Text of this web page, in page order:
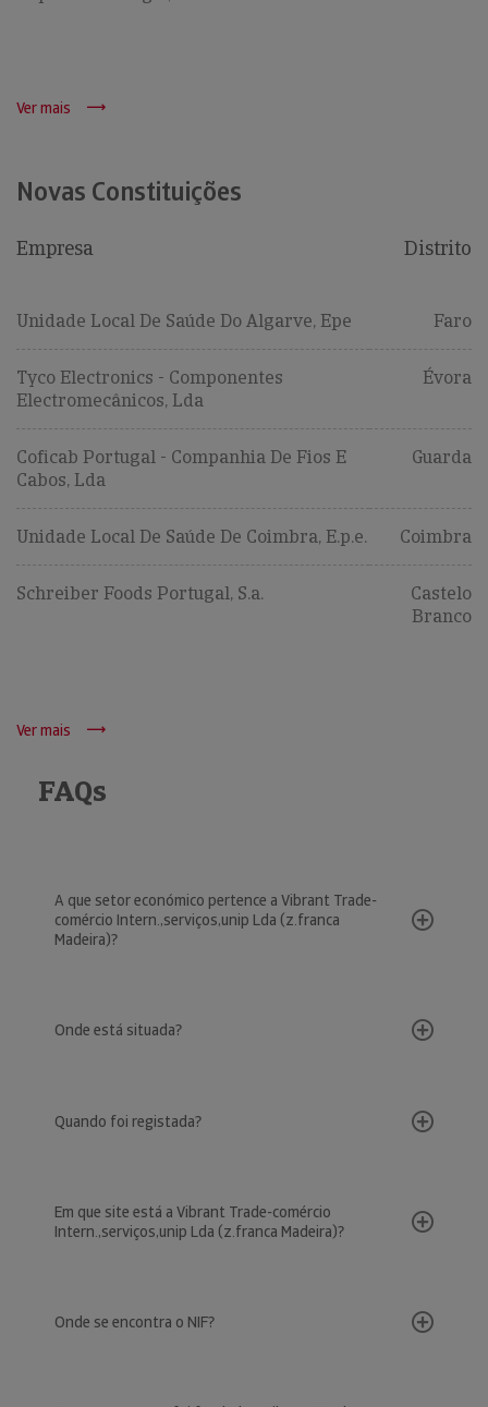
Ver mais
Novas Constituições
Empresa Distrito
Unidade Local De Saúde Do Algarve, Epe Faro
Tyco Electronics - Componentes
Electromecânicos, Lda
Évora
Coficab Portugal - Companhia De Fios E
Cabos, Lda
Guarda
Unidade Local De Saúde De Coimbra, E.p.e. Coimbra
Schreiber Foods Portugal, S.a.
Castelo
Branco
Ver mais
FAQs
A que setor económico pertence a Vibrant Trade-
comércio Intern.,serviços,unip Lda (z.franca
Madeira)?
Onde está situada?
Quando foi registada?
Em que site está a Vibrant Trade-comércio
Intern.,serviços,unip Lda (z.franca Madeira)?
Onde se encontra o NIF?